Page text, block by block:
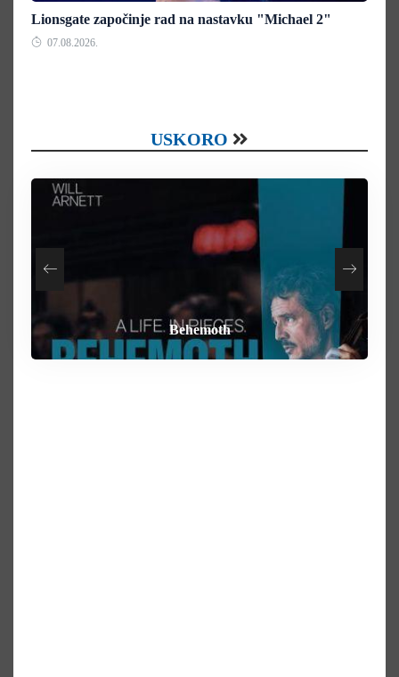
Lionsgate započinje rad na nastavku "Michael 2"
07.08.2026.
USKORO
Heart of the Beast
Behemoth
How To Rob A Bank
By Any Means